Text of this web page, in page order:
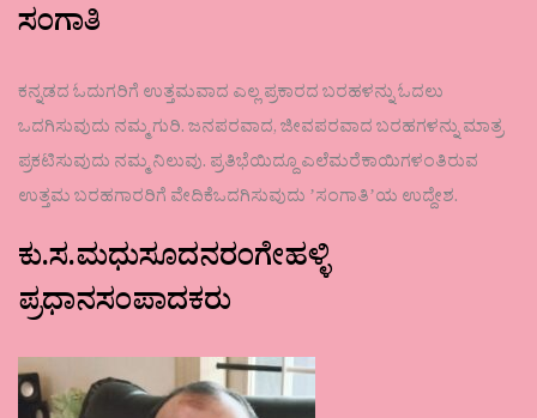
ಸಂಗಾತಿ
ಕನ್ನಡದ ಓದುಗರಿಗೆ ಉತ್ತಮವಾದ ಎಲ್ಲ ಪ್ರಕಾರದ ಬರಹಳನ್ನು ಓದಲು
ಒದಗಿಸುವುದು ನಮ್ಮ ಗುರಿ. ಜನಪರವಾದ, ಜೀವಪರವಾದ ಬರಹಗಳನ್ನು ಮಾತ್ರ
ಪ್ರಕಟಿಸುವುದು ನಮ್ಮ ನಿಲುವು. ಪ್ರತಿಭೆಯಿದ್ದೂ ಎಲೆಮರೆಕಾಯಿಗಳಂತಿರುವ
ಉತ್ತಮ ಬರಹಗಾರರಿಗೆ ವೇದಿಕೆಒದಗಿಸುವುದು ʼಸಂಗಾತಿʼಯ ಉದ್ದೇಶ.
ಕು.ಸ.ಮಧುಸೂದನರಂಗೇಹಳ್ಳಿ
ಪ್ರಧಾನಸಂಪಾದಕರು